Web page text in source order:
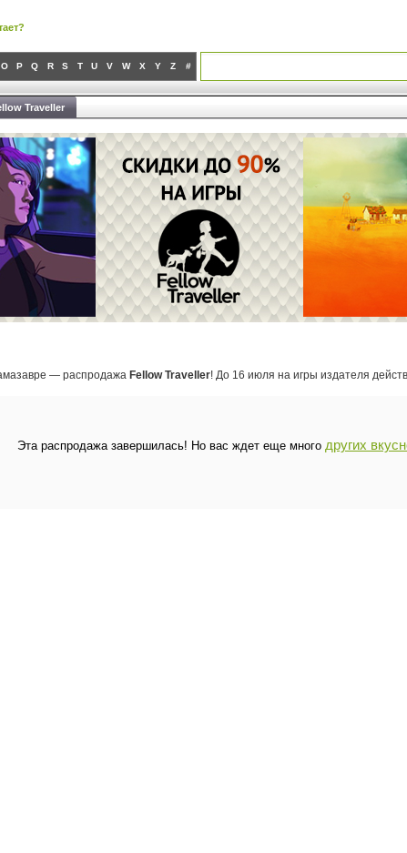
O P Q R S T U V W X Y Z #
Traveller
— распродажа Fellow Traveller! До 16 июля на игры издателя
Эта распродажа завершилась! Но вас ждет еще много других